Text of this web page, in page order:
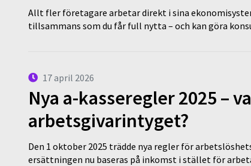
Allt fler företagare arbetar direkt i sina
tillsammans som du får full nytta – och kan göra
17 april 2026
Nya a-kasseregler 2025 –
arbetsgivarintyget?
Den 1 oktober 2025 trädde nya regler för
ersättningen nu baseras på inkomst i stället för